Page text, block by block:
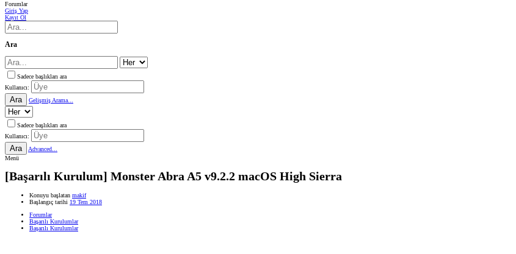
Forumlar
Giriş Yap
Kayıt Ol
Ara
Sadece başlıkları ara
Kullanıcı:
Ara Gelişmiş Arama...
Sadece başlıkları ara
Kullanıcı:
Ara
Advanced...
Menü
[Başarılı Kurulum] Monster Abra A5 v9.2.2 macOS High Sierra
Konuyu başlatan makif
Başlangıç tarihi 19 Tem 2018
Forumlar
Başarılı Kurulumlar
Başarılı Kurulumlar